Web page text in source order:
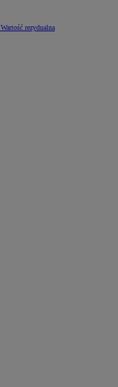
Wartość rezydualna